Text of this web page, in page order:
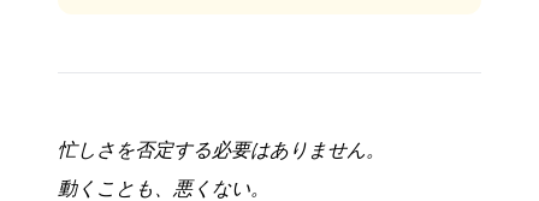
忙しさを否定する必要はありません。
動くことも、悪くない。